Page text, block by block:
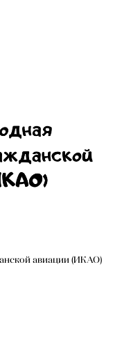
авиации (ИКАО)